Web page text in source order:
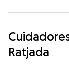
Ratjada